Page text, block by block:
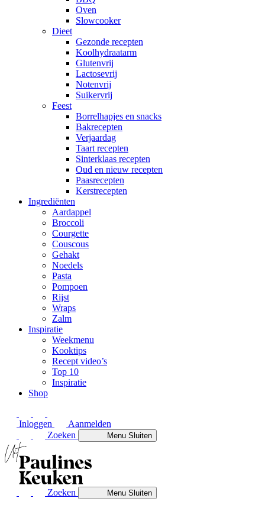
Oven
Slowcooker
Dieet
Gezonde recepten
Koolhydraatarm
Glutenvrij
Lactosevrij
Notenvrij
Suikervrij
Feest
Borrelhapjes en snacks
Bakrecepten
Verjaardag
Taart recepten
Sinterklaas recepten
Oud en nieuw recepten
Paasrecepten
Kerstrecepten
Ingrediënten
Aardappel
Broccoli
Courgette
Couscous
Gehakt
Noedels
Pasta
Pompoen
Rijst
Wraps
Zalm
Inspiratie
Weekmenu
Kooktips
Recept video’s
Top 10
Inspiratie
Shop
Inloggen
Aanmelden
Zoeken
MenuSluiten
Zoeken MenuSluiten